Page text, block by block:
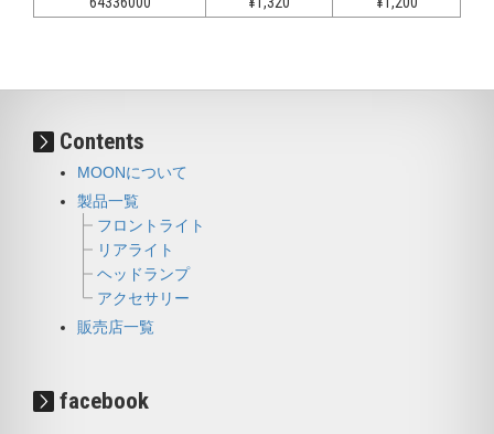
Contents
MOONについて
製品一覧
フロントライト
リアライト
ヘッドランプ
アクセサリー
販売店一覧
facebook